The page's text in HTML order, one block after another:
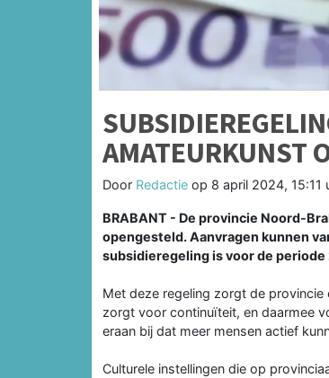
AMATEURKUNST
Door Redactie op 8 april 2024, 15:11
BRABANT - De provincie Noord-
opengesteld. Aanvragen kunnen
subsidieregeling is voor de
Met deze regeling zorgt de
zorgt voor continuïteit, en daarmee
eraan bij dat meer mensen actief
Culturele instellingen die op